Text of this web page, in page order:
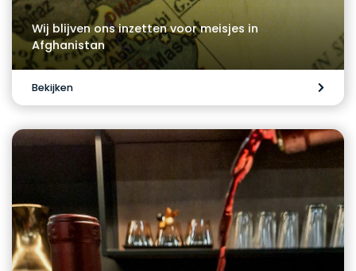
Wij blijven ons inzetten voor meisjes in
Afghanistan
Bekijken